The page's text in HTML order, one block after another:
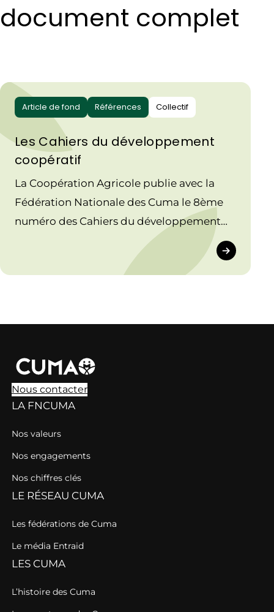
document complet
Article de fond Références Collectif
Les Cahiers du développement
coopératif
La Coopération Agricole publie avec la
Fédération Nationale des Cuma le 8ème
numéro des Cahiers du développement
coopératif, dans le contexte de l’Année
internationale des coopératives 2025 sur le
thème du collectif.
Nous contacter
LA FNCUMA
Nos valeurs
Nos engagements
Nos chiffres clés
LE RÉSEAU CUMA
Les fédérations de Cuma
Le média Entraid
LES CUMA
L’histoire des Cuma